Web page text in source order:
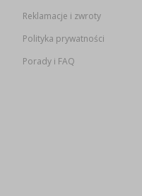
Reklamacje i zwroty
Polityka prywatności
Porady i FAQ